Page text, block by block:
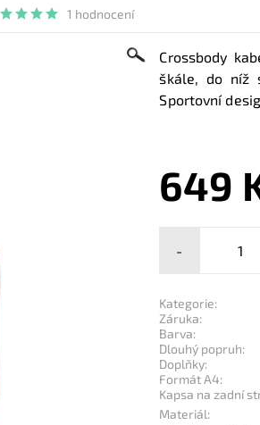
1 hodnocení
Crossbody
škále, do níž
Sportovní
649
-
Kategorie:
Záruka:
Barva:
Dlouhý popruh:
Doplňky:
Formát A4:
Kapsa na zadní
Materiál: